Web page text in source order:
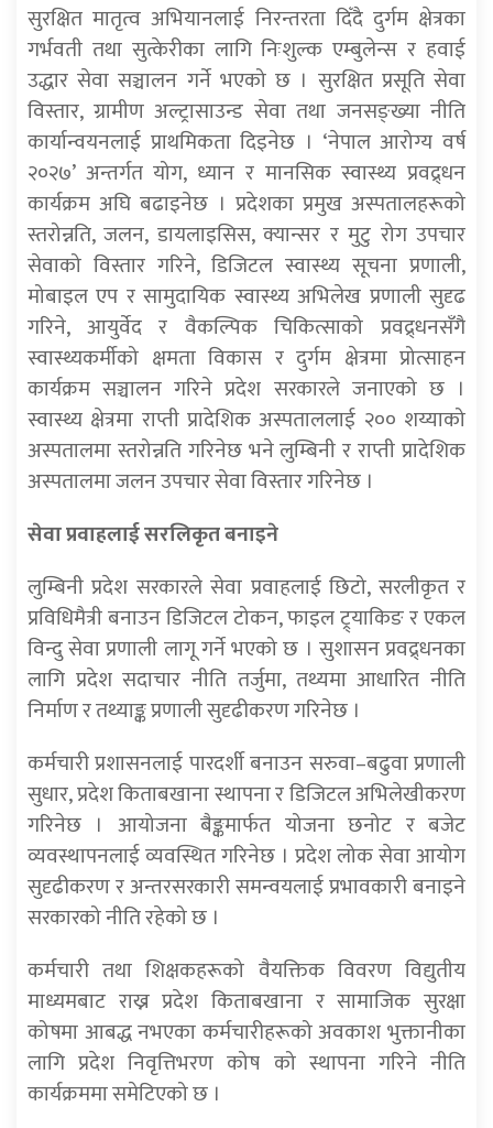
सुरक्षित मातृत्व अभियानलाई निरन्तरता दिँदै दुर्गम क्षेत्रका
गर्भवती तथा सुत्केरीका लागि निःशुल्क एम्बुलेन्स र हवाई
उद्धार सेवा सञ्चालन गर्ने भएको छ । सुरक्षित प्रसूति सेवा
विस्तार, ग्रामीण अल्ट्रासाउन्ड सेवा तथा जनसङ्ख्या नीति
कार्यान्वयनलाई प्राथमिकता दिइनेछ । ‘नेपाल आरोग्य वर्ष
२०२७’ अन्तर्गत योग, ध्यान र मानसिक स्वास्थ्य प्रवद्र्धन
कार्यक्रम अघि बढाइनेछ । प्रदेशका प्रमुख अस्पतालहरूको
स्तरोन्नति, जलन, डायलाइसिस, क्यान्सर र मुटु रोग उपचार
सेवाको विस्तार गरिने, डिजिटल स्वास्थ्य सूचना प्रणाली,
मोबाइल एप र सामुदायिक स्वास्थ्य अभिलेख प्रणाली सुदृढ
गरिने, आयुर्वेद र वैकल्पिक चिकित्साको प्रवद्र्धनसँगै
स्वास्थ्यकर्मीको क्षमता विकास र दुर्गम क्षेत्रमा प्रोत्साहन
कार्यक्रम सञ्चालन गरिने प्रदेश सरकारले जनाएको छ ।
स्वास्थ्य क्षेत्रमा राप्ती प्रादेशिक अस्पताललाई २०० शय्याको
अस्पतालमा स्तरोन्नति गरिनेछ भने लुम्बिनी र राप्ती प्रादेशिक
अस्पतालमा जलन उपचार सेवा विस्तार गरिनेछ ।
सेवा प्रवाहलाई सरलिकृत बनाइने
लुम्बिनी प्रदेश सरकारले सेवा प्रवाहलाई छिटो, सरलीकृत र
प्रविधिमैत्री बनाउन डिजिटल टोकन, फाइल ट्र्याकिङ र एकल
विन्दु सेवा प्रणाली लागू गर्ने भएको छ । सुशासन प्रवद्र्धनका
लागि प्रदेश सदाचार नीति तर्जुमा, तथ्यमा आधारित नीति
निर्माण र तथ्याङ्क प्रणाली सुदृढीकरण गरिनेछ ।
कर्मचारी प्रशासनलाई पारदर्शी बनाउन सरुवा–बढुवा प्रणाली
सुधार, प्रदेश किताबखाना स्थापना र डिजिटल अभिलेखीकरण
गरिनेछ । आयोजना बैङ्कमार्फत योजना छनोट र बजेट
व्यवस्थापनलाई व्यवस्थित गरिनेछ । प्रदेश लोक सेवा आयोग
सुदृढीकरण र अन्तरसरकारी समन्वयलाई प्रभावकारी बनाइने
सरकारको नीति रहेको छ ।
कर्मचारी तथा शिक्षकहरूको वैयक्तिक विवरण विद्युतीय
माध्यमबाट राख्न प्रदेश किताबखाना र सामाजिक सुरक्षा
कोषमा आबद्ध नभएका कर्मचारीहरूको अवकाश भुक्तानीका
लागि प्रदेश निवृत्तिभरण कोष को स्थापना गरिने नीति
कार्यक्रममा समेटिएको छ ।